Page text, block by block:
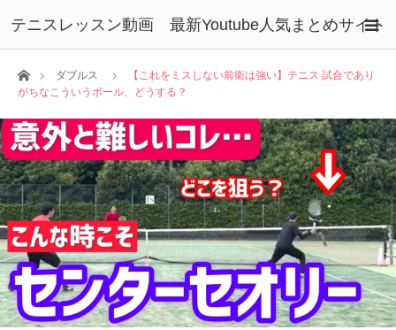
テニスレッスン動画 最新Youtube人気まとめサイト
ホームダブルス
【これをミスしない前衛は強い】テニス 試合であり
がちなこういうボール、どうする？